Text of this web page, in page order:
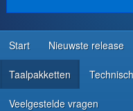
COMMUNITY &
ONTWIKKELAARSBRONNEN
Start Nieuwste release
Taalpakketten
Veelgestelde vragen